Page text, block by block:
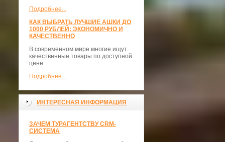
Подробнее...
КАК ВЫБРАТЬ ЛУЧШИЕ АШКИ ДО
1000 РУБЛЕЙ: ЭКОНОМИЧНО И
КАЧЕСТВЕННО
В современном мире многие ищут
качественные товары по доступной
цене.
Подробнее...
ИНТЕРЕСНАЯ ИНФОРМАЦИЯ
ЗАЧЕМ ТУРАГЕНТСТВУ CRM-
СИСТЕМА